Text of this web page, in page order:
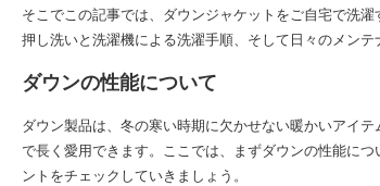
そこでこの記事では、ダウンジャケットをご自宅で洗
押し洗いと洗濯機による洗濯手順、そして日々のメンテ
ダウンの性能について
ダウン製品は、冬の寒い時期に欠かせない暖かいアイ
で長く愛用できます。ここでは、まずダウンの性能に
ントをチェックしていきましょう。